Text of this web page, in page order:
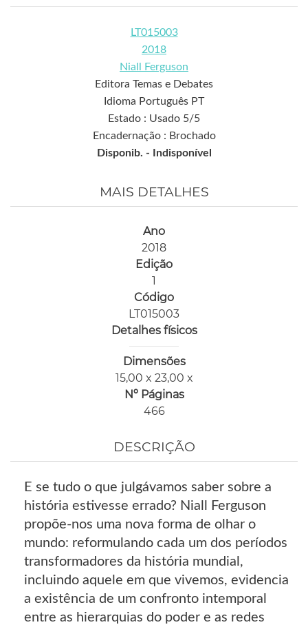
LT015003
2018
Niall Ferguson
Editora Temas e Debates
Idioma Português PT
Estado : Usado 5/5
Encadernação : Brochado
Disponib. -
Indisponível
MAIS DETALHES
Ano
2018
Edição
1
Código
LT015003
Detalhes físicos
Dimensões
15,00 x 23,00 x
Nº Páginas
466
DESCRIÇÃO
E se tudo o que julgávamos saber sobre a
história estivesse errado? Niall Ferguson
propõe-nos uma nova forma de olhar o
mundo: reformulando cada um dos períodos
transformadores da história mundial,
incluindo aquele em que vivemos, evidencia
a existência de um confronto intemporal
entre as hierarquias do poder e as redes